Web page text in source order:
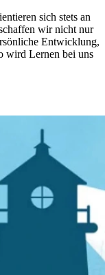
sich stets an
wir nicht nur
Entwicklung,
wird Lernen bei uns